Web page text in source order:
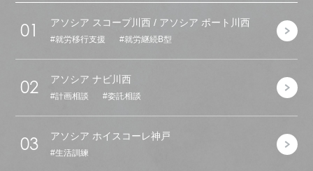
01 アソシア スコープ川西 / アソシア ポート川西
就労移行支援 就労継続B型
02 アソシア ナビ川西
計画相談 委託相談
03 アソシア ホイスコーレ神戸
生活訓練